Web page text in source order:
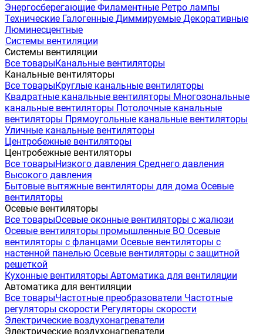
Энергосберегающие Филаментные Ретро лампы
Технические Галогенные Диммируемые Декоративные
Люминесцентные
Системы вентиляции
Системы вентиляции
Все товарыКанальные вентиляторы
Канальные вентиляторы
Все товарыКруглые канальные вентиляторы
Квадратные канальные вентиляторы Многозональные
канальные вентиляторы Потолочные канальные
вентиляторы Прямоугольные канальные вентиляторы
Уличные канальные вентиляторы
Центробежные вентиляторы
Центробежные вентиляторы
Все товарыНизкого давления Среднего давления
Высокого давления
Бытовые вытяжные вентиляторы для дома Осевые
вентиляторы
Осевые вентиляторы
Все товарыОсевые оконные вентиляторы с жалюзи
Осевые вентиляторы промышленные ВО Осевые
вентиляторы с фланцами Осевые вентиляторы с
настенной панелью Осевые вентиляторы с защитной
решеткой
Кухонные вентиляторы Автоматика для вентиляции
Автоматика для вентиляции
Все товарыЧастотные преобразователи Частотные
регуляторы скорости Регуляторы скорости
Электрические воздухонагреватели
Электрические воздухонагреватели